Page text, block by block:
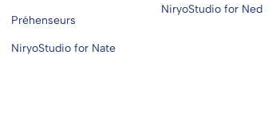
Préhenseurs
NiryoStudio for Nate
NiryoStudio for Ned